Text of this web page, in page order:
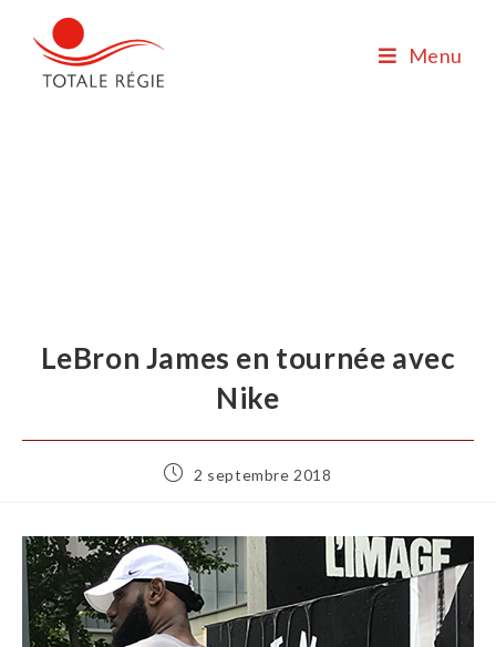
Menu
LeBron James en tournée avec
Nike
2 septembre 2018